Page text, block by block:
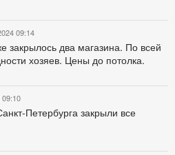
09:14
закрылось два магазина. По всей
хозяев. Цены до потолка.
09:10
Петербурга закрыли все